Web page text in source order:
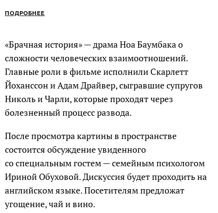
ПОДРОБНЕЕ
«Брачная история» — драма Ноа Баумбака о
сложности человеческих взаимоотношений.
Главные роли в фильме исполнили Скарлетт
Йоханссон и Адам Драйвер, сыгравшие супругов
Николь и Чарли, которые проходят через
болезненный процесс развода.
После просмотра картины в пространстве
состоится обсуждение увиденного
со специальным гостем — семейным психологом
Ириной Обуховой. Дискуссия будет проходить на
английском языке. Посетителям предложат
угощение, чай и вино.